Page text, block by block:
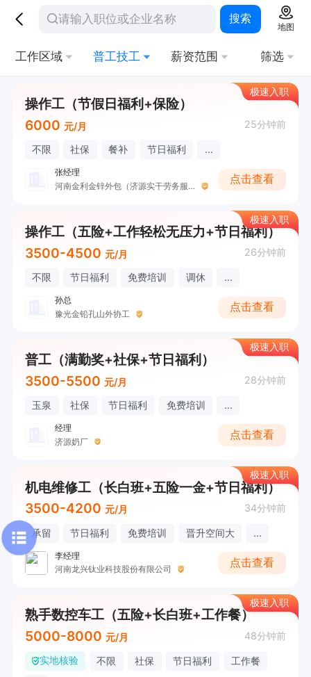
搜索
地图
工作区域 普工技工 薪资范围 筛选
极速入职
操作工（节假日福利+保险）
6000 元/月 25分钟前
不限 社保 餐补 节日福利 ...
张经理
河南金利金锌外包（济源实干劳务服务有限公司）
点击查看
极速入职
操作工（五险+工作轻松无压力+节日福利）
3500-4500 元/月 26分钟前
不限 节日福利 免费培训 调休 ...
孙总
豫光金铅孔山外协工
点击查看
极速入职
普工（满勤奖+社保+节日福利）
3500-5500 元/月 28分钟前
玉泉 社保 节日福利 免费培训 ...
经理
济源奶厂
点击查看
极速入职
机电维修工（长白班+五险一金+节日福利）
3500-4200 元/月 34分钟前
承留 节日福利 免费培训 晋升空间大 ...
李经理
河南龙兴钛业科技股份有限公司
点击查看
极速入职
熟手数控车工（五险+长白班+工作餐）
5000-8000 元/月 48分钟前
实地核验 不限 社保 节日福利
工作餐